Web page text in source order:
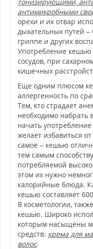
антимикробными
орехи и их отвар
дыхательных путей –
гриппе и других
Употребление кешью
сосудов, при
кишечных
Еще одним плюсом
аллергенность по
Тем, кто страдает
необходимо набрать
начать
желает избавиться
самое – кешью
тем самым
потребляемой
этом их нужно
калорийные блюда.
кешью составляет
В косметологии,
кешью. Широко
которым насыщены
средств: крема для
волос.